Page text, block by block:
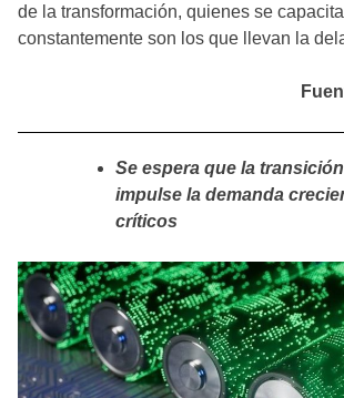
de la transformación, quienes se
constantemente son los que llevan la
Se espera que la
impulse la demanda
críticos